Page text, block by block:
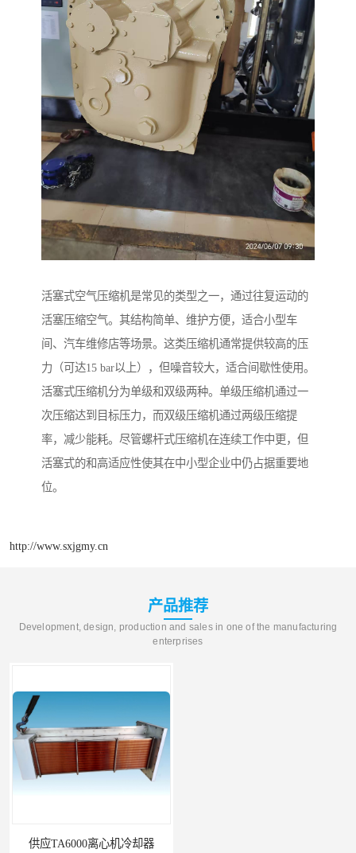
活塞式空气压缩机是常见的类型之一，通过往复运动的
活塞压缩空气。其结构简单、维护方便，适合小型车
间、汽车维修店等场景。这类压缩机通常提供较高的压
力（可达15 bar以上），但噪音较大，适合间歇性使用。
活塞式压缩机分为单级和双级两种。单级压缩机通过一
次压缩达到目标压力，而双级压缩机通过两级压缩提
率，减少能耗。尽管螺杆式压缩机在连续工作中更，但
活塞式的和高适应性使其在中小型企业中仍占据重要地
位。
http://www.sxjgmy.cn
产品推荐
Development, design, production and sales in one of the manufacturing
enterprises
供应TA6000离心机冷却器